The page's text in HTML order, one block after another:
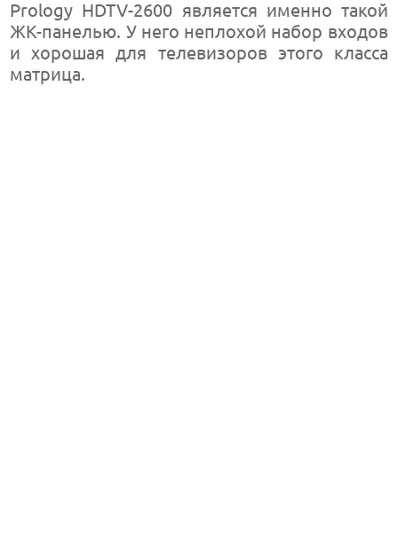
Prology HDTV-2600 является именно такой
ЖК-панелью. У него неплохой набор входов
и хорошая для телевизоров этого класса
матрица.